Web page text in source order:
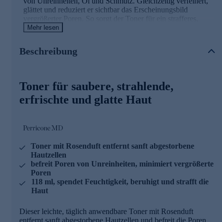
glättet und reduziert er sichtbar das Erscheinungsbild
vergrößerter Poren. So sorgt der Toner für ein strafferes,
ebenmäßigeres und verfeinertes Hautbild. Er revitalisiert,
Entfernt abgestorbene Hautzellen, Öl und Schmutz
Reduziert vergrößerte Poren
Strafft und glättet sichtbar
Schöne Haut fängt bei der Reinigung an! Jetzt bequem
Mehr lesen
Beschreibung
Toner für saubere, strahlende,
erfrischte und glatte Haut
Toner mit Rosenduft entfernt sanft abgestorbene
Hautzellen
befreit Poren von Unreinheiten, minimiert vergrößerte
Poren
118 ml, spendet Feuchtigkeit, beruhigt und strafft die
Haut
Dieser leichte, täglich anwendbare Toner mit Rosenduft